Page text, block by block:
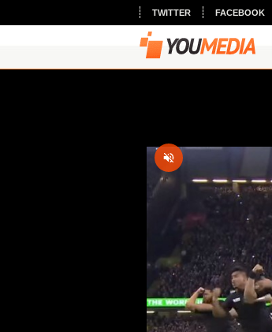
TWITTER FACEBOOK